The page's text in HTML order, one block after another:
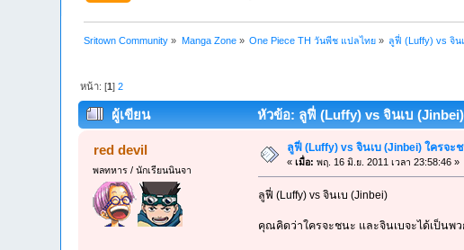
Sritown Community » Manga Zone» One Piece TH วันพีช แปลไทย » ลูฟี่ (Luffy) vs จิน
หน้า: [1]2
ผู้เขียน หัวข้อ: ลูฟี่ (Luffy) vs จินเบ
red devil
พลทหาร / นักเรียนนินจา
ลูฟี่ (Luffy) vs จินเบ (Jinbei) ใครจะ
«เมื่อ: พฤ. 16 มิ.ย. 2011 เวลา 23:58:46 »
ลูฟี่ (Luffy) vs จินเบ (Jinbei)
คุณคิดว่าใครจะชนะ และจินเบจะได้เป็นพว